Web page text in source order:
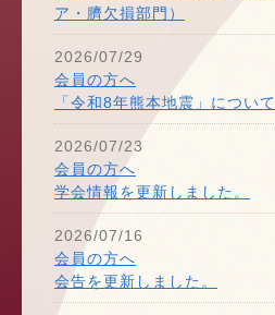
ア・臍欠損部門）
2026/07/29
会員の方へ
「令和8年熊本地震」について
2026/07/23
会員の方へ
学会情報を更新しました。
2026/07/16
会員の方へ
会告を更新しました。